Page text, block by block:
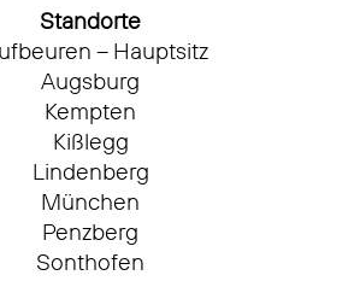
Standorte
– Hauptsitz
Augsburg
Kempten
Kißlegg
Lindenberg
München
Penzberg
Sonthofen